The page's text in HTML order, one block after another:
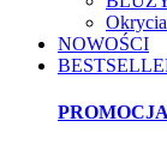
NOWOŚCI
PROMOCJA